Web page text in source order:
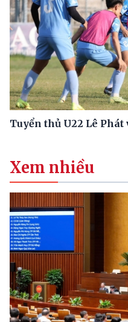
Tuyển thủ U22 Lê Phát
Xem nhiều